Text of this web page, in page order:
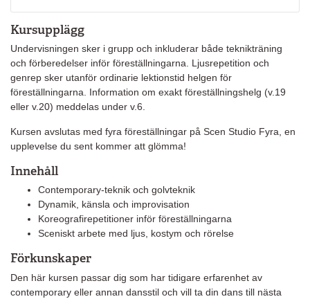
Kursupplägg
Undervisningen sker i grupp och inkluderar både teknikträning
och förberedelser inför föreställningarna. Ljusrepetition och
genrep sker utanför ordinarie lektionstid helgen för
föreställningarna. Information om exakt föreställningshelg (v.19
eller v.20) meddelas under v.6.
Kursen avslutas med fyra föreställningar på Scen Studio Fyra, en
upplevelse du sent kommer att glömma!
Innehåll
Contemporary-teknik och golvteknik
Dynamik, känsla och improvisation
Koreografirepetitioner inför föreställningarna
Sceniskt arbete med ljus, kostym och rörelse
Förkunskaper
Den här kursen passar dig som har tidigare erfarenhet av
contemporary eller annan dansstil och vill ta din dans till nästa